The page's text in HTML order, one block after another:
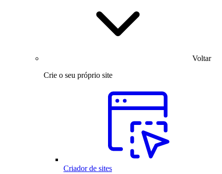
Voltar
Crie o seu próprio site
Criador de sites